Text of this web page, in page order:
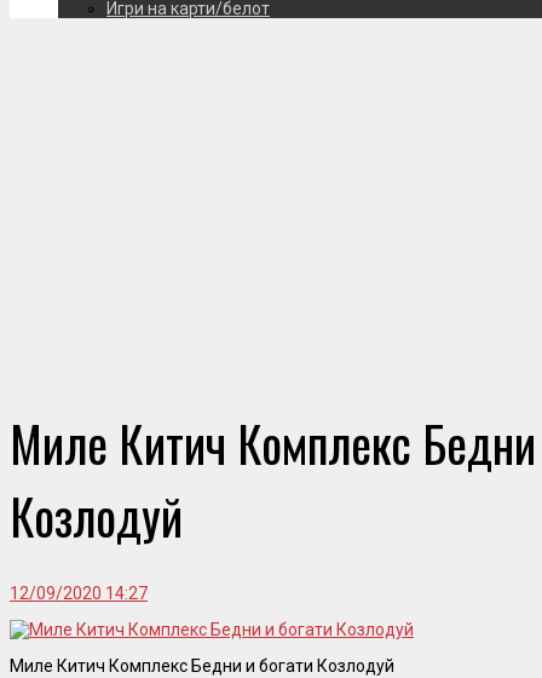
Игри на карти/белот
Миле Китич Комплекс Бедни
Козлодуй
12/09/2020 14:27
Миле Китич Комплекс Бедни и богати Козлодуй